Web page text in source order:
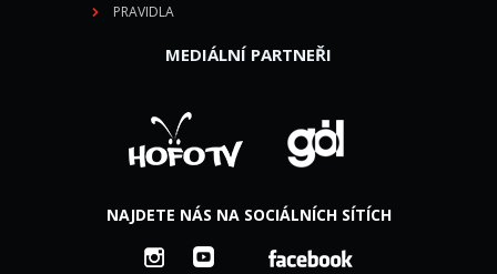
PRAVIDLA
MEDIÁLNÍ PARTNEŘI
NAJDETE NÁS NA SOCIÁLNÍCH SÍTÍCH